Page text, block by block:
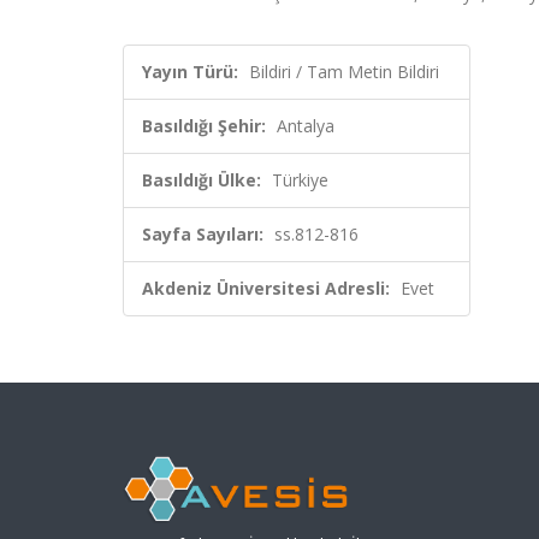
Yayın Türü: Bildiri / Tam Metin Bildiri
Basıldığı Şehir: Antalya
Basıldığı Ülke: Türkiye
Sayfa Sayıları: ss.812-816
Akdeniz Üniversitesi Adresli: Evet